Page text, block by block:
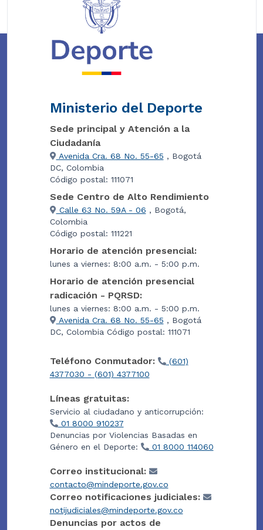
Ministerio del Deporte
Sede principal y Atención a la
Ciudadanía
Avenida Cra. 68 No. 55-65 , Bogotá
DC, Colombia
Código postal: 111071
Sede Centro de Alto Rendimiento
Calle 63 No. 59A - 06 , Bogotá,
Colombia
Código postal: 111221
Horario de atención presencial:
lunes a viernes: 8:00 a.m. - 5:00 p.m.
Horario de atención presencial
radicación - PQRSD:
lunes a viernes: 8:00 a.m. - 5:00 p.m.
Avenida Cra. 68 No. 55-65 , Bogotá
DC, Colombia Código postal: 111071
Teléfono Conmutador:
(601)
4377030 - (601) 4377100
Líneas gratuitas:
Servicio al ciudadano y anticorrupción:
01 8000 910237
Denuncias por Violencias Basadas en
Género en el Deporte:
01 8000 114060
Correo institucional:
contacto@mindeporte.gov.co
Correo notificaciones judiciales:
notijudiciales@mindeporte.gov.co
Denuncias por actos de